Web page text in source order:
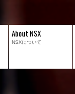
About NSX
NSXについて